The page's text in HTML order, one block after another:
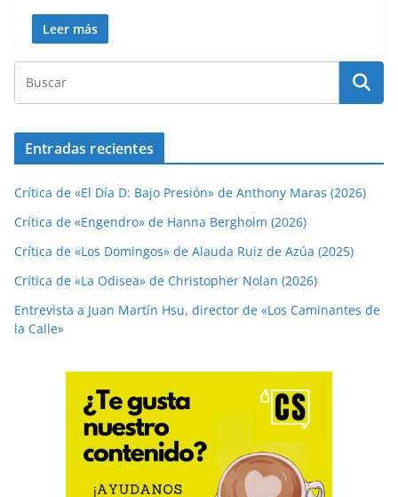
Leer más
Entradas recientes
Crítica de «El Día D: Bajo Presión» de Anthony Maras (2026)
Crítica de «Engendro» de Hanna Bergholm (2026)
Crítica de «Los Domingos» de Alauda Ruiz de Azúa (2025)
Crítica de «La Odisea» de Christopher Nolan (2026)
Entrevista a Juan Martín Hsu, director de «Los Caminantes de
la Calle»